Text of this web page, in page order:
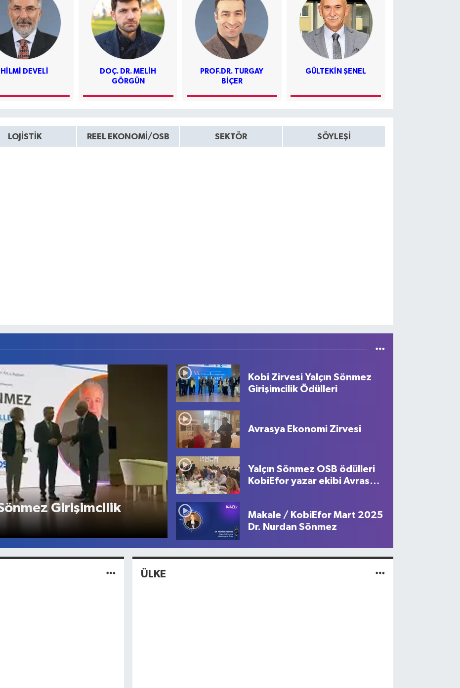
HILMI DEVELI
DOÇ. DR. MELIH
GÖRGÜN
PROF.DR. TURGAY
BIÇER
GÜLTEKIN ŞENEL
LOJİSTİK REEL EKONOMİ/OSB SEKTÖR SÖYLEŞİ
Girişimcilik
Kobi Zirvesi Yalçın Sönmez
Girişimcilik Ödülleri
Avrasya Ekonomi Zirvesi
Yalçın Sönmez OSB ödülleri
KobiEfor yazar ekibi Avrasya
Makale / KobiEfor Mart 2025
Dr. Nurdan Sönmez
ÜLKE